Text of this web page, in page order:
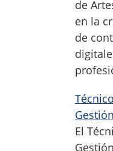
de
en la
de
El